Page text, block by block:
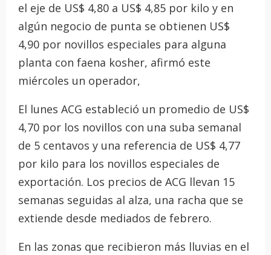
el eje de US$ 4,80 a US$ 4,85 por kilo y en
algún negocio de punta se obtienen US$
4,90 por novillos especiales para alguna
planta con faena kosher, afirmó este
miércoles un operador,
El lunes ACG estableció un promedio de US$
4,70 por los novillos con una suba semanal
de 5 centavos y una referencia de US$ 4,77
por kilo para los novillos especiales de
exportación. Los precios de ACG llevan 15
semanas seguidas al alza, una racha que se
extiende desde mediados de febrero.
En las zonas que recibieron más lluvias en el